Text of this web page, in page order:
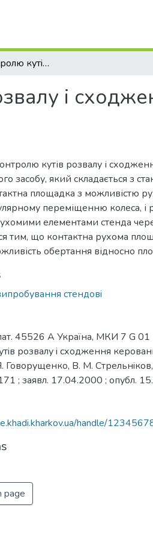
Стенд для контролю кутiв розвалу i сходження керованих колiс транспортного засобу
i
кутів розвалу і
засобу, який складається з
площадка з можливістю
переміщенню колеса, і
елементами стенда
тим, що контактна рухома
обертання відносно
стендовi
45526 А Україна, МКИ 7 G
розвалу i сходження
Говорущенко, В. М.
; заявл. 17.04.2000 ; опубл.
handle/
page